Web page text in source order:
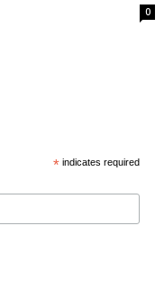
0
* indicates required